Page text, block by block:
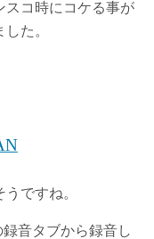
スコ時にコケる事が
た。
ですね。
音タブから録音し